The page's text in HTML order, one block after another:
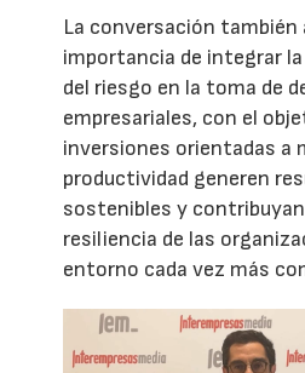
La conversación también
importancia de integrar
del riesgo en la toma de
empresariales, con el
inversiones orientadas a
productividad generen
sostenibles y
resiliencia de las
entorno cada vez más